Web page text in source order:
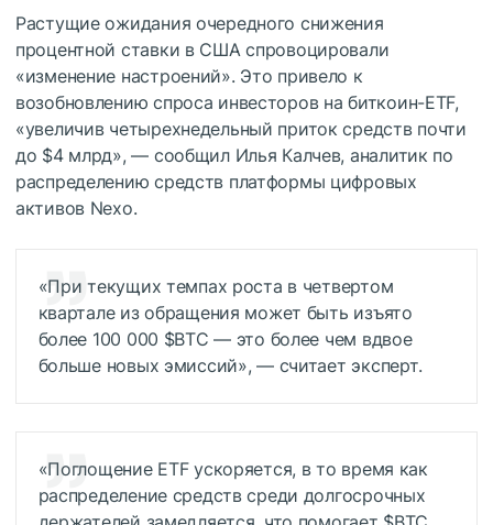
Растущие ожидания очередного снижения
процентной ставки в США спровоцировали
«изменение настроений». Это привело к
возобновлению спроса инвесторов на биткоин-ETF,
«увеличив четырехнедельный приток средств почти
до $4 млрд», — сообщил Илья Калчев, аналитик по
распределению средств платформы цифровых
активов Nexo.
«При текущих темпах роста в четвертом
квартале из обращения может быть изъято
более 100 000 $BTC — это более чем вдвое
больше новых эмиссий», — считает эксперт.
«Поглощение ETF ускоряется, в то время как
распределение средств среди долгосрочных